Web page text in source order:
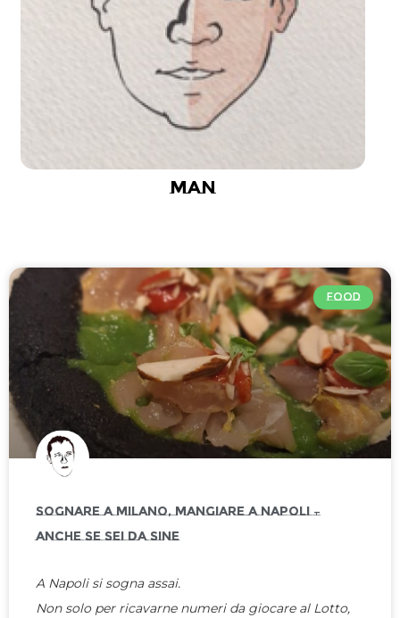
MAN
FOOD
SOGNARE A MILANO, MANGIARE A NAPOLI –
ANCHE SE SEI DA SINE
A Napoli si sogna assai.
Non solo per ricavarne numeri da giocare al Lotto,